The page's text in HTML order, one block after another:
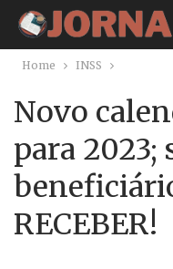
Home INSS
Novo
para 2023;
RECEBER!